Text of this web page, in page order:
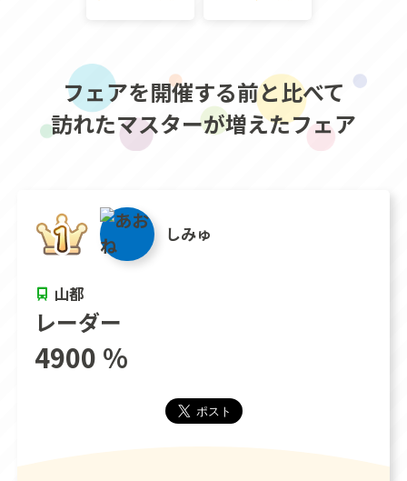
フェアを開催する前と比べて
訪れたマスターが増えたフェア
しみゅ
山都
レーダー
4900 %